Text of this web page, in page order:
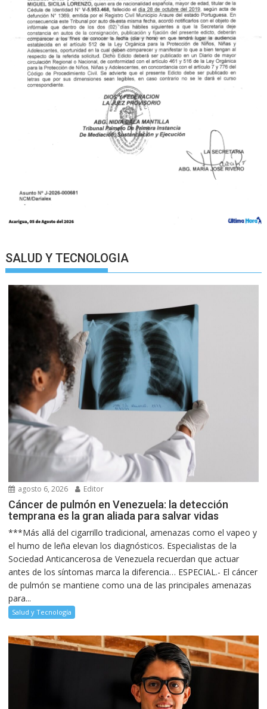
SALUD Y TECNOLOGIA
agosto 6, 2026 Editor
Cáncer de pulmón en Venezuela: la detección
temprana es la gran aliada para salvar vidas
***Más allá del cigarrillo tradicional, amenazas como el vapeo y
el humo de leña elevan los diagnósticos. Especialistas de la
Sociedad Anticancerosa de Venezuela recuerdan que actuar
antes de los síntomas marca la diferencia… ESPECIAL.- El cáncer
de pulmón se mantiene como una de las principales amenazas
para...
Salud y Tecnología